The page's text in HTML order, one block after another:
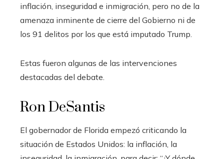
inflación, inseguridad e inmigración, pero no de la
amenaza inminente de cierre del Gobierno ni de
los 91 delitos por los que está imputado Trump.
Estas fueron algunas de las intervenciones
destacadas del debate.
Ron DeSantis
El gobernador de Florida empezó criticando la
situación de Estados Unidos: la inflación, la